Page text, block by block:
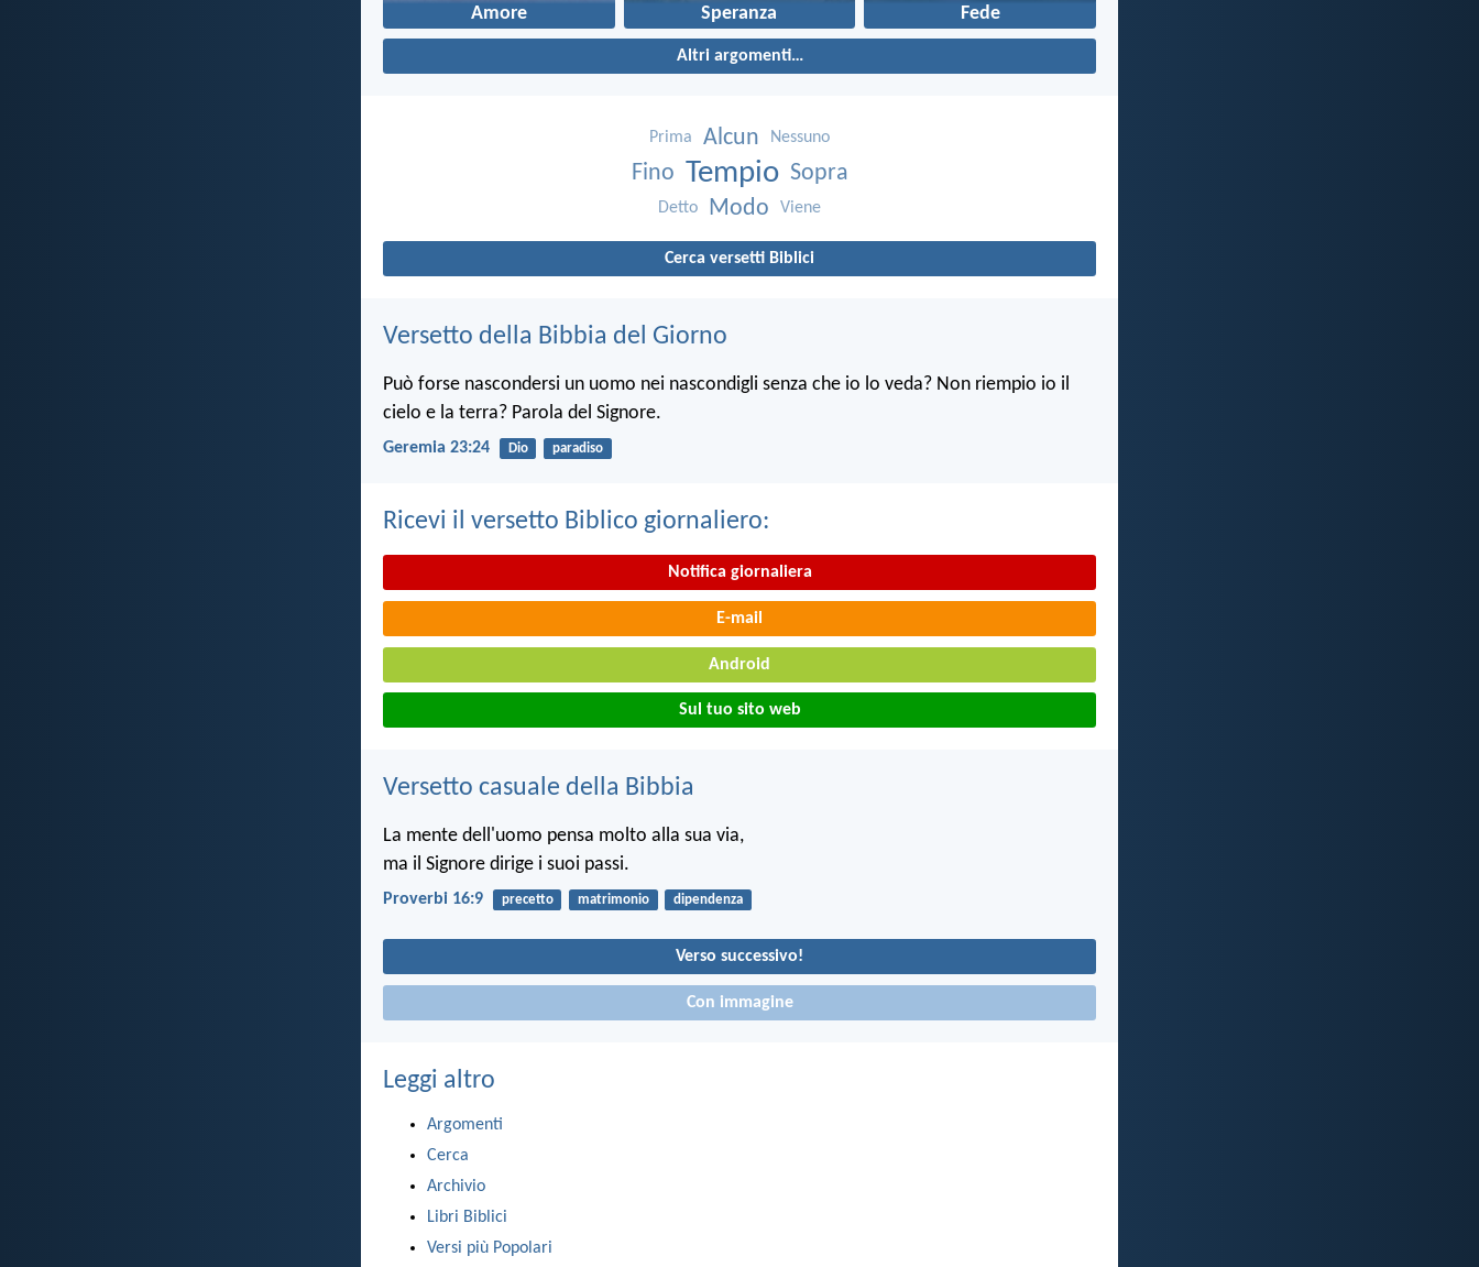
Amore Speranza Fede
Altri argomenti…
Prima Alcun Nessuno
Fino Tempio Sopra
Detto Modo Viene
Cerca versetti Biblici
Versetto della Bibbia del Giorno
Può forse nascondersi un uomo nei nascondigli senza che io lo veda? Non riempio io il
cielo e la terra? Parola del Signore.
Geremia 23:24 Dio paradiso
Ricevi il versetto Biblico giornaliero:
Notifica giornaliera
E-mail
Android
Sul tuo sito web
Versetto casuale della Bibbia
La mente dell'uomo pensa molto alla sua via,
ma il Signore dirige i suoi passi.
Proverbi 16:9 precetto matrimonio dipendenza
Verso successivo!
Con immagine
Leggi altro
Argomenti
Cerca
Archivio
Libri Biblici
Versi più Popolari